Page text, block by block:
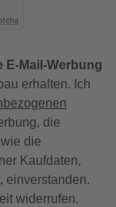
E-Mail-Werbung
erhalten. Ich
die
die
Kaufdaten,
einverstanden.
widerrufen.